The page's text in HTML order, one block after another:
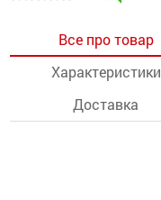
Все про товар
Характеристики
Доставка